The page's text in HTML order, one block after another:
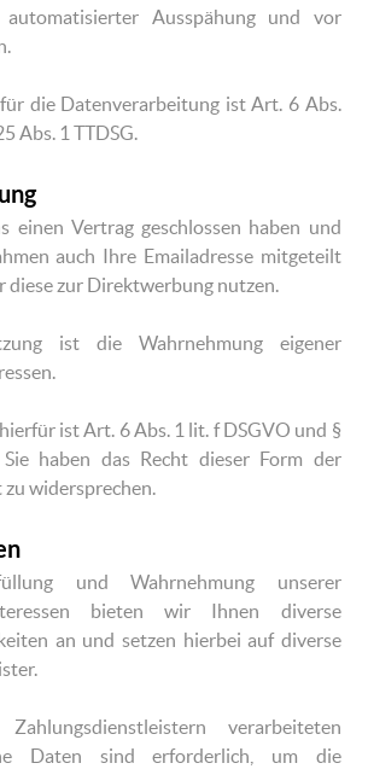
automatisierter Ausspähung und vor
die Datenverarbeitung ist Art. 6 Abs.
Abs. 1 TTDSG.
einen Vertrag geschlossen haben und
auch Ihre Emailadresse mitgeteilt
diese zur Direktwerbung nutzen.
ist die Wahrnehmung eigener
ist Art. 6 Abs. 1 lit. f DSGVO und §
haben das Recht dieser Form der
widersprechen.
und Wahrnehmung unserer
bieten wir Ihnen diverse
an und setzen hierbei auf diverse
verarbeiteten
Daten sind erforderlich, um die